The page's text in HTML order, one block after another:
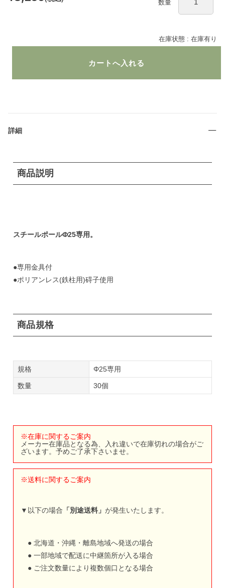
在庫状態 : 在庫有り
数量
詳細
商品説明
スチールポールΦ25専用。
●専用金具付
●ポリアンレス(鉄柱用)碍子使用
商品規格
規格 Φ25専用
数量 30個
※在庫に関するご案内
メーカー在庫品となる為、入れ違いで在庫切れの場合がご
ざいます。予めご了承下さいませ。
※送料に関するご案内
▼以下の場合 「別途送料」 が発生いたします。
● 北海道・沖縄・離島地域へ発送の場合
● 一部地域で配送に中継箇所が入る場合
● ご注文数量により複数個口となる場合